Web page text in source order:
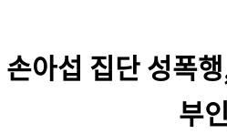
손아섭 집단 성폭
부인